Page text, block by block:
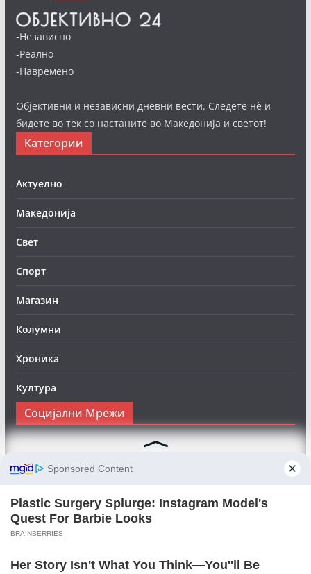
-Независно
-Реално
-Навремено
Објективни и независни дневни вести. Следете нè и
бидете во тек со настаните во Македонија и светот!
Категории
Актуелно
Македонија
Свет
Спорт
Магазин
Колумни
Хроника
Култура
Социјални Мрежи
Следете нè на Фејсбук за да сте во тек со најновите